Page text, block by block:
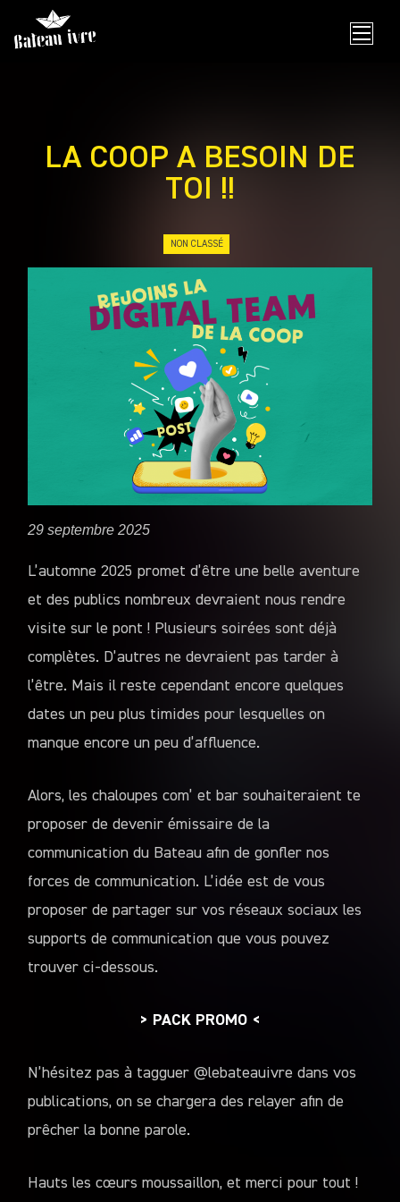
content
LA COOP A BESOIN DE
TOI !!
NON CLASSÉ
29 septembre 2025
L’automne 2025 promet d’être une belle aventure
et des publics nombreux devraient nous rendre
visite sur le pont ! Plusieurs soirées sont déjà
complètes. D’autres ne devraient pas tarder à
l’être. Mais il reste cependant encore quelques
dates un peu plus timides pour lesquelles on
manque encore un peu d’affluence.
Alors, les chaloupes com’ et bar souhaiteraient te
proposer de devenir émissaire de la
communication du Bateau afin de gonfler nos
forces de communication. L’idée est de vous
proposer de partager sur vos réseaux sociaux les
supports de communication que vous pouvez
trouver ci-dessous.
> PACK PROMO <
N’hésitez pas à tagguer @lebateauivre dans vos
publications, on se chargera des relayer afin de
prêcher la bonne parole.
Hauts les cœurs moussaillon, et merci pour tout !